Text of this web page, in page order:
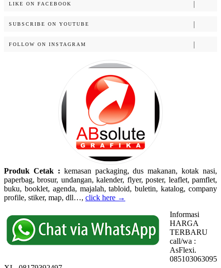
LIKE ON FACEBOOK
SUBSCRIBE ON YOUTUBE
FOLLOW ON INSTAGRAM
Produk Cetak : kemasan packaging, dus makanan, kotak nasi,
paperbag, brosur, undangan, kalender, flyer, poster, leaflet, pamflet,
buku, booklet, agenda, majalah, tabloid, buletin, katalog, company
profile, stiker, map, dll…, click here →
Informasi
HARGA
TERBARU
call/wa :
AsFlexi.
085103063095